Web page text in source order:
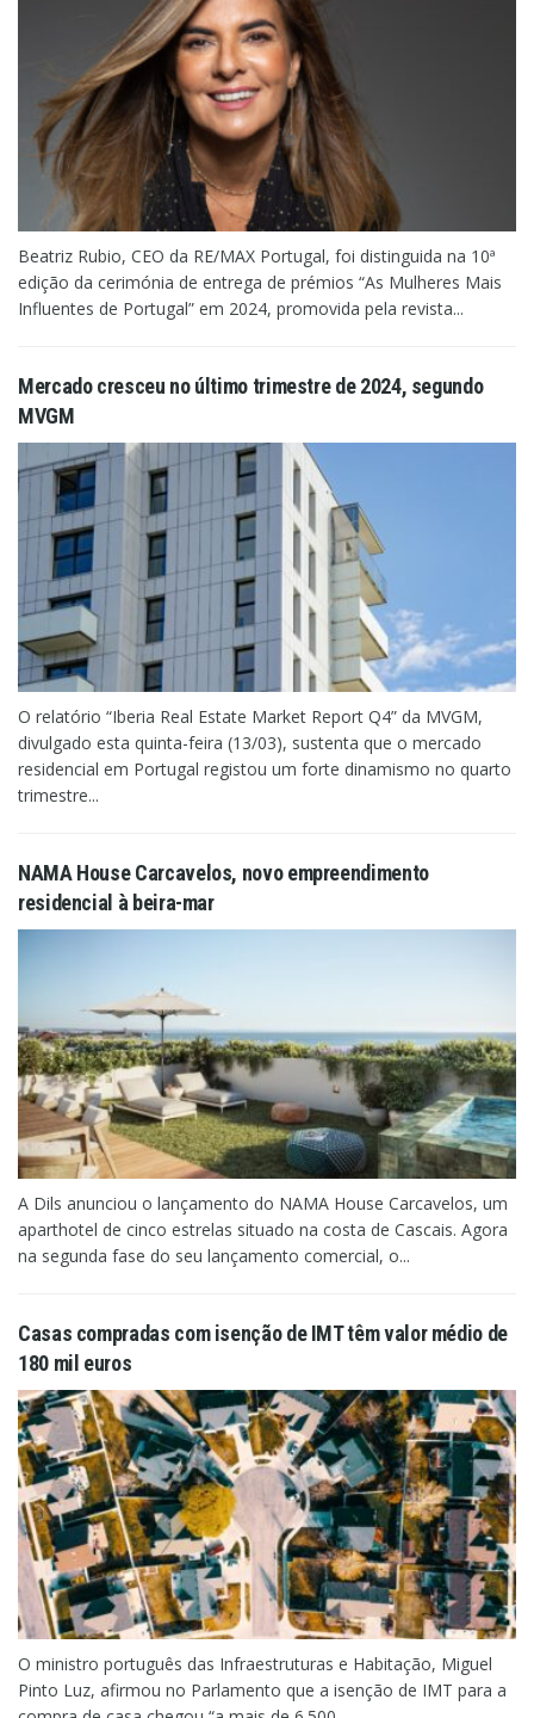
Beatriz Rubio, CEO da RE/MAX Portugal, foi distinguida na 10ª
edição da cerimónia de entrega de prémios “As Mulheres Mais
Influentes de Portugal” em 2024, promovida pela revista...
Mercado cresceu no último trimestre de 2024, segundo
MVGM
O relatório “Iberia Real Estate Market Report Q4” da MVGM,
divulgado esta quinta-feira (13/03), sustenta que o mercado
residencial em Portugal registou um forte dinamismo no quarto
trimestre...
NAMA House Carcavelos, novo empreendimento
residencial à beira-mar
A Dils anunciou o lançamento do NAMA House Carcavelos, um
aparthotel de cinco estrelas situado na costa de Cascais. Agora
na segunda fase do seu lançamento comercial, o...
Casas compradas com isenção de IMT têm valor médio de
180 mil euros
O ministro português das Infraestruturas e Habitação, Miguel
Pinto Luz, afirmou no Parlamento que a isenção de IMT para a